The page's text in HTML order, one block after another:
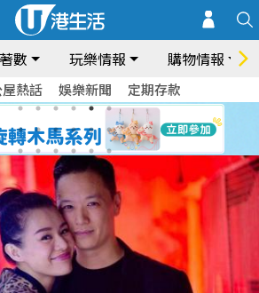
數 玩樂情報 購物情報
熱話 娛樂新聞 定期存款